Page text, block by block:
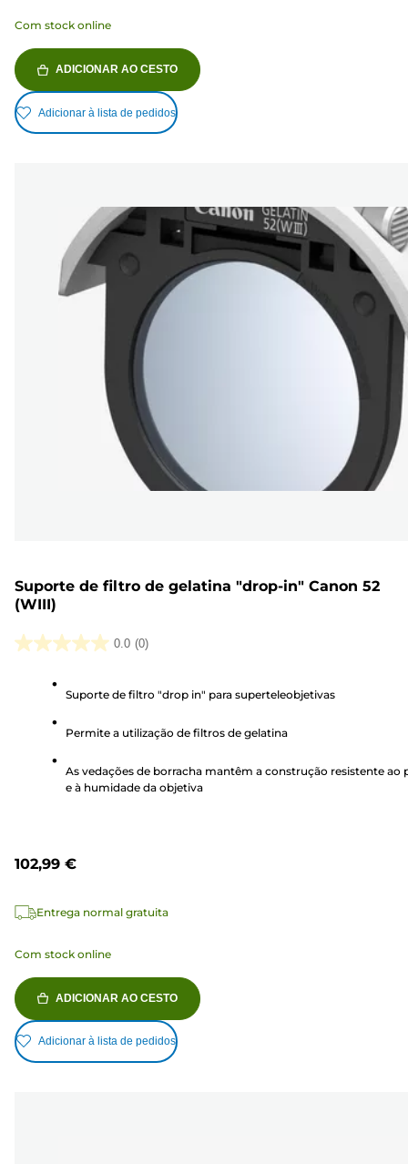
Com stock online
ADICIONAR AO CESTO
Adicionar à lista de pedidos
Suporte de filtro de gelatina "drop-in" Canon 52
(WIII)
0.0 (0)
0.0
estrelas.
Suporte de filtro "drop in" para superteleobjetivas
Permite a utilização de filtros de gelatina
As vedações de borracha mantêm a construção resistente ao
e à humidade da objetiva
102,99 €
Entrega normal gratuita
Com stock online
ADICIONAR AO CESTO
Adicionar à lista de pedidos